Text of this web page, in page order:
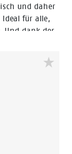
und daher
für alle,
Und dank der